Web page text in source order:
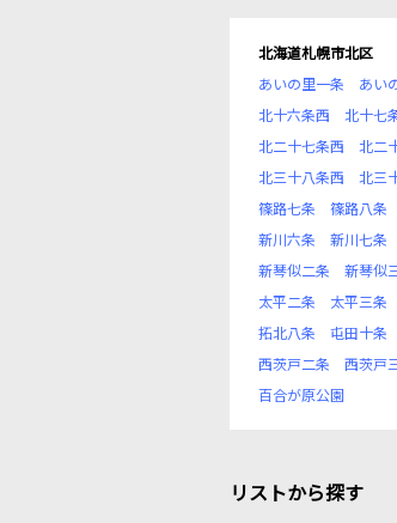
北海道札幌市北区
あいの里一条
あい
北十六条西
北十七
北二十七条西
北二
北三十八条西
北三
篠路七条
篠路八条
新川六条
新川七条
新琴似二条
新琴似
太平二条
太平三条
拓北八条
屯田十条
西茨戸二条
西茨戸
百合が原公園
リストから探す